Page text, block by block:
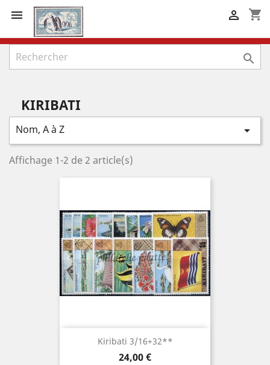
 shopping_cart


KIRIBATI
Nom, A à Z 
Affichage 1-2 de 2 article(s)
Kiribati 3/16+32**
Prix
24,00 €